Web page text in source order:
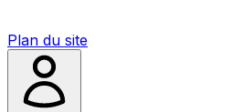
Plan du site